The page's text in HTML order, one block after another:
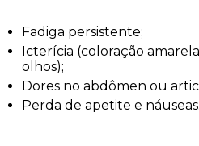
Fadiga persistente;
Icterícia (coloração
olhos);
Dores no abdômen ou
Perda de apetite e náuseas.